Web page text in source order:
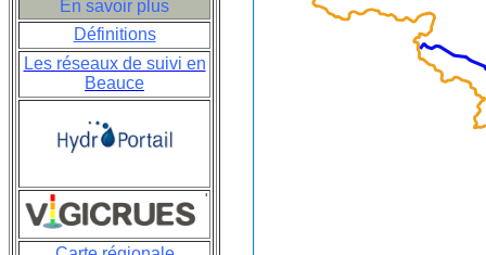
En savoir plus
Définitions
Les réseaux de suivi en
Beauce